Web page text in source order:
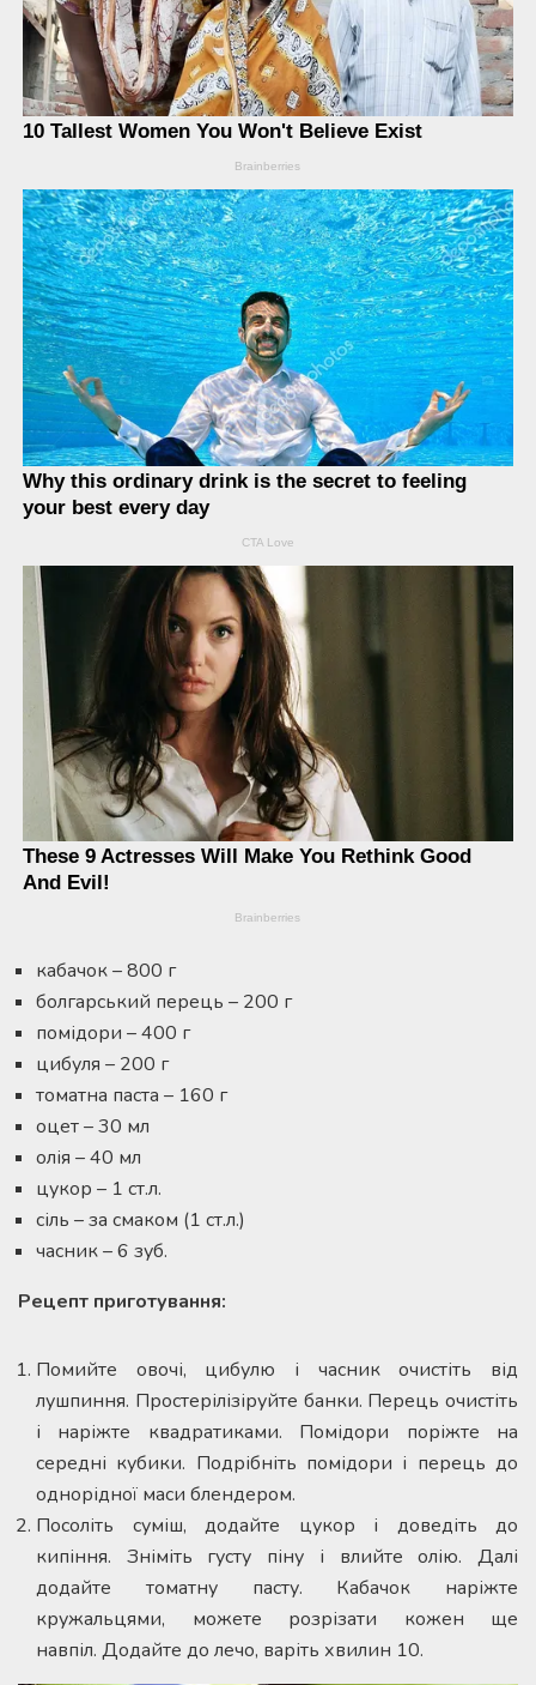
кабачок – 800 г
болгарський перець – 200 г
помідори – 400 г
цибуля – 200 г
томатна паста – 160 г
оцет – 30 мл
олія – 40 мл
цукор – 1 ст.л.
сіль – за смаком (1 ст.л.)
часник – 6 зуб.
Рецепт приготування:
Помийте овочі, цибулю і часник очистіть від
лушпиння. Простерілізіруйте банки. Перець очистіть
і наріжте квадратиками. Помідори поріжте на
середні кубики. Подрібніть помідори і перець до
однорідної маси блендером.
Посоліть суміш, додайте цукор і доведіть до
кипіння. Зніміть густу піну і влийте олію. Далі
додайте томатну пасту. Кабачок наріжте
кружальцями, можете розрізати кожен ще
навпіл. Додайте до лечо, варіть хвилин 10.